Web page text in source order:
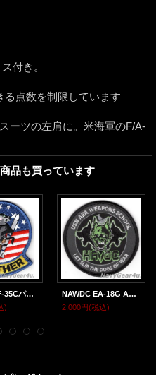
付き。
点数を制限しています
ーツの左肩に。米海軍のF/A-
品も買っています
U.S.NAVY F-35Cパンサーショルダー・マスコットパッチ（ベルクロ付き）
)
NAWDC EA-18G AEA WEAPONS SCHOOL"HAVOC"ショルダーバレットパッチ（ベルクロ有無）
2,000円(税込)